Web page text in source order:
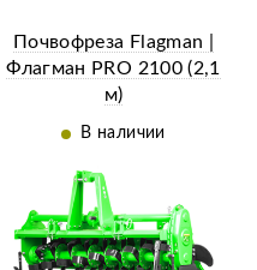
Почвофреза Flagman |
Флагман PRO 2100 (2,1
м)
В наличии